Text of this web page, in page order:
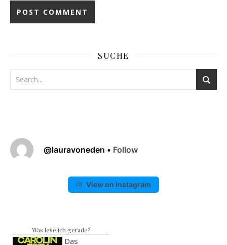
SUCHE
@lauravoneden • Follow
View on Instagram
Was lese ich gerade?
Das